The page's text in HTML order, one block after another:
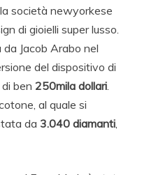
società newyorkese
di gioielli super lusso.
Jacob Arabo nel
del dispositivo di
ben 250mila dollari.
al quale si
da 3.040 diamanti,